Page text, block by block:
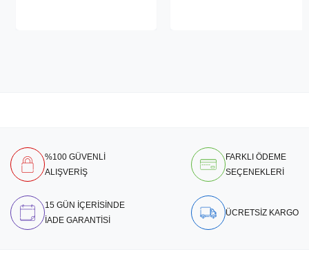
%100 GÜVENLİ
ALIŞVERİŞ
FARKLI ÖDEME
SEÇENEKLERİ
15 GÜN İÇERİSİNDE
İADE GARANTİSİ
ÜCRETSİZ KARGO